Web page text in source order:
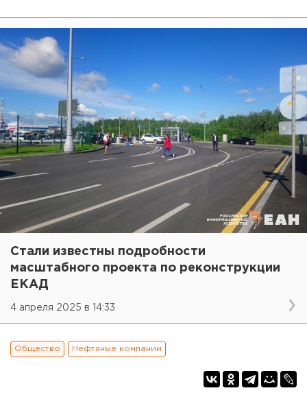
Стали известны подробности
масштабного проекта по реконструкции
ЕКАД
4 апреля 2025 в 14:33
Общество Нефтяные компании